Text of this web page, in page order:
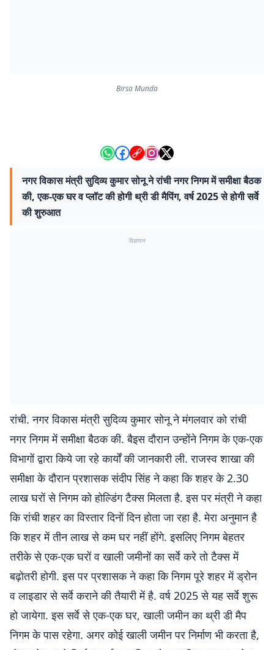
Birsa Munda
नगर विकास मंत्री सुदिव्य कुमार सोनू ने रांची नगर निगम में समीक्षा बैठक
की, एक-एक घर व प्लॉट की होगी थ्री डी मैपिंग, वर्ष 2025 से होगी सर्वे
की शुरुआत
विज्ञापन
रांची. नगर विकास मंत्री सुदिव्य कुमार सोनू ने मंगलवार को रांची
नगर निगम में समीक्षा बैठक की. बैइस दौरान उन्होंने निगम के एक-एक
विभागों द्वारा किये जा रहे कार्यों की जानकारी ली. राजस्व शाखा की
समीक्षा के दौरान प्रशासक संदीप सिंह ने कहा कि शहर के 2.30
लाख घरों से निगम को होल्डिंग टैक्स मिलता है. इस पर मंत्री ने कहा
कि रांची शहर का विस्तार दिनों दिन होता जा रहा है. मेरा अनुमान है
कि शहर में तीन लाख से कम घर नहीं होंगे. इसलिए निगम बेहतर
तरीके से एक-एक घरों व खाली जमीनों का सर्वे करे तो टैक्स में
बढ़ोतरी होगी. इस पर प्रशासक ने कहा कि निगम पूरे शहर में ड्रोन
व लाइडार से सर्वे कराने की तैयारी में है. वर्ष 2025 से यह सर्वे शुरू
हो जायेगा. इस सर्वे से एक-एक घर, खाली जमीन का थ्री डी मैप
निगम के पास रहेगा. अगर कोई खाली जमीन पर निर्माण भी करता है,